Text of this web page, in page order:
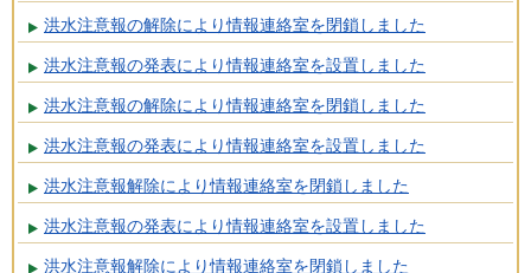
洪水注意報の解除により情報連絡室を閉鎖しました
洪水注意報の発表により情報連絡室を設置しました
洪水注意報の解除により情報連絡室を閉鎖しました
洪水注意報の発表により情報連絡室を設置しました
洪水注意報解除により情報連絡室を閉鎖しました
洪水注意報の発表により情報連絡室を設置しました
洪水注意報解除により情報連絡室を閉鎖しました